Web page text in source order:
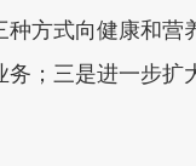
方式向健康和
；三是进一步